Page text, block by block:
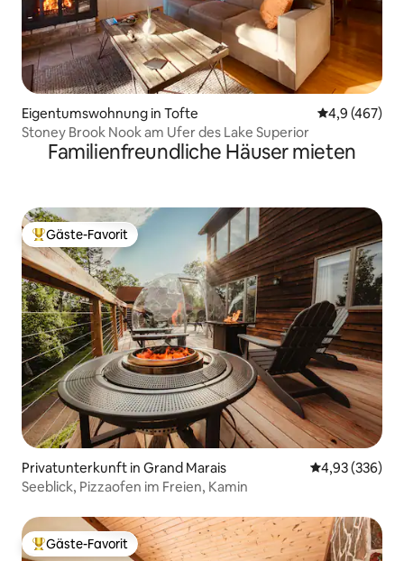
Eigentumswohnung in Tofte
4,9 (467)
Stoney Brook Nook am Ufer des Lake Superior
Familienfreundliche Häuser mieten
Beliebter Gäste-Favorit.
Gäste-Favorit
Privatunterkunft in Grand Marais
4,93 (336)
Seeblick, Pizzaofen im Freien, Kamin
Beliebter Gäste-Favorit.
Gäste-Favorit